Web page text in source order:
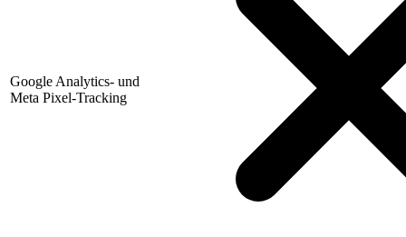
Google Analytics- und
Meta Pixel-Tracking